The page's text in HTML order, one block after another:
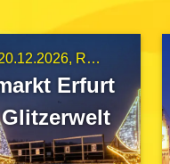
Route A5
Erfurt